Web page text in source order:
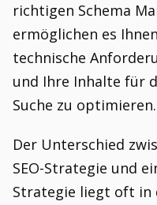
richtigen Schema
ermöglichen es
technische
und Ihre Inhalte für
Suche zu optimieren.
Der Unterschied
SEO-Strategie und
Strategie liegt oft in